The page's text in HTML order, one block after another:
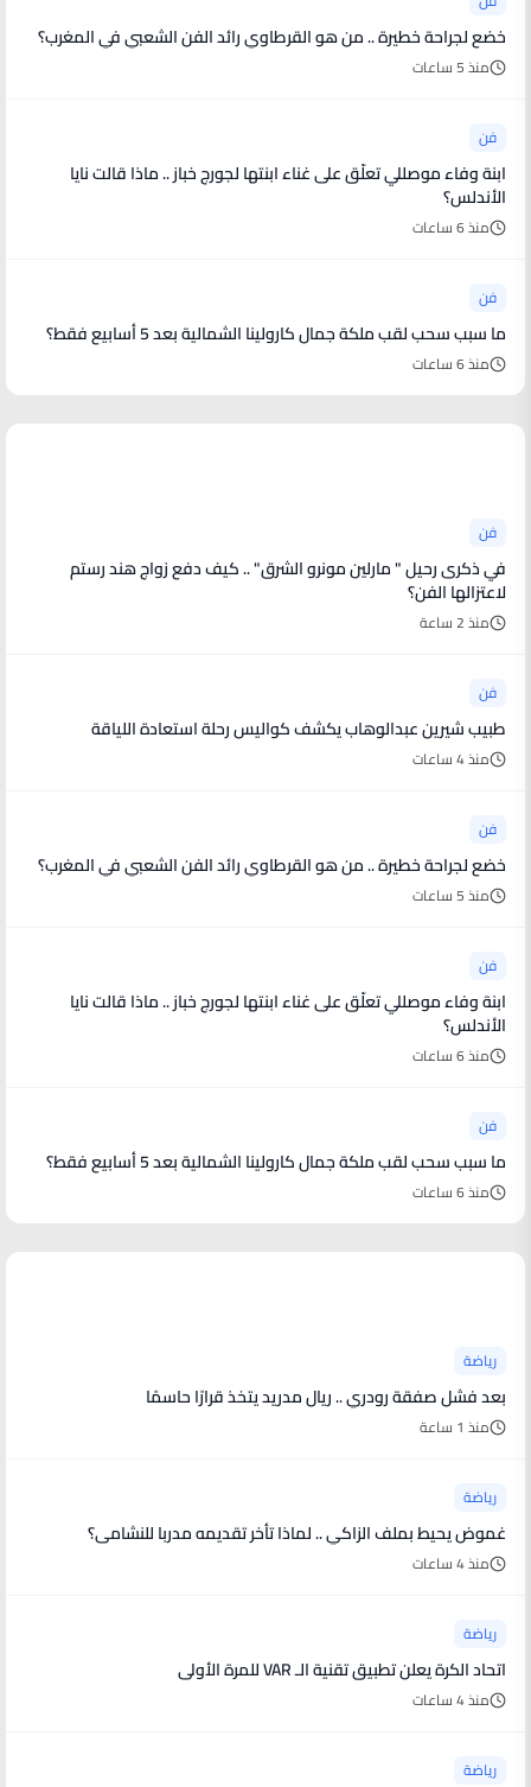
خضع لجراحة خطيرة .. من هو القرطاوي رائد الفن الشعبي في المغرب؟
منذ 5 ساعات
فن
ابنة وفاء موصللي تعلّق على غناء ابنتها لجورج خباز .. ماذا قالت نايا
الأندلس؟
منذ 6 ساعات
فن
ما سبب سحب لقب ملكة جمال كارولينا الشمالية بعد 5 أسابيع فقط؟
منذ 6 ساعات
فن
في ذكرى رحيل " مارلين مونرو الشرق" .. كيف دفع زواج هند رستم
لاعتزالها الفن؟
منذ 2 ساعة
فن
طبيب شيرين عبدالوهاب يكشف كواليس رحلة استعادة اللياقة
منذ 4 ساعات
فن
خضع لجراحة خطيرة .. من هو القرطاوي رائد الفن الشعبي في المغرب؟
منذ 5 ساعات
فن
ابنة وفاء موصللي تعلّق على غناء ابنتها لجورج خباز .. ماذا قالت نايا
الأندلس؟
منذ 6 ساعات
فن
ما سبب سحب لقب ملكة جمال كارولينا الشمالية بعد 5 أسابيع فقط؟
منذ 6 ساعات
رياضة
بعد فشل صفقة رودري .. ريال مدريد يتخذ قرارًا حاسمًا
منذ 1 ساعة
رياضة
غموض يحيط بملف الزاكي .. لماذا تأخر تقديمه مدربا للنشامى؟
منذ 4 ساعات
رياضة
اتحاد الكرة يعلن تطبيق تقنية الـ VAR للمرة الأولى
منذ 4 ساعات
رياضة